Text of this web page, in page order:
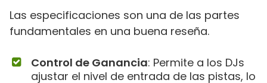
Las especificaciones son una de las partes
fundamentales en una buena reseña.
Control de Ganancia: Permite a los DJs
ajustar el nivel de entrada de las pistas, lo